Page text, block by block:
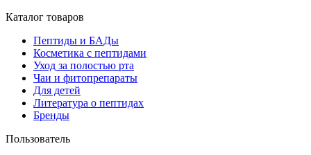
Каталог товаров
Пептиды и БАДы
Косметика с пептидами
Уход за полостью рта
Чаи и фитопрепараты
Для детей
Литература о пептидах
Бренды
Пользователь